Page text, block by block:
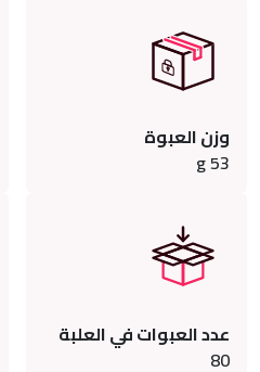
وزن العبوة
53
عدد العبوات في العلبة
80